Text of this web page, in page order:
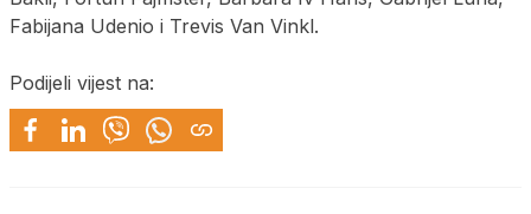
Fabijana Udenio i Trevis Van Vinkl.
Podijeli vijest na: